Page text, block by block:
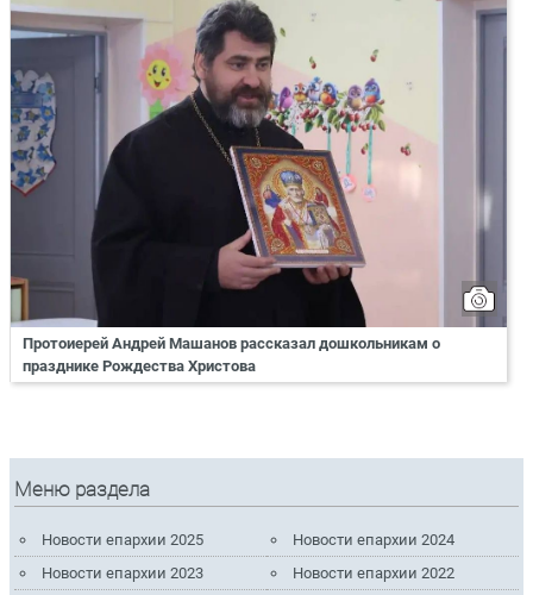
Протоиерей Андрей Машанов рассказал дошкольникам о
празднике Рождества Христова
Меню раздела
Новости епархии 2025
Новости епархии 2024
Новости епархии 2023
Новости епархии 2022